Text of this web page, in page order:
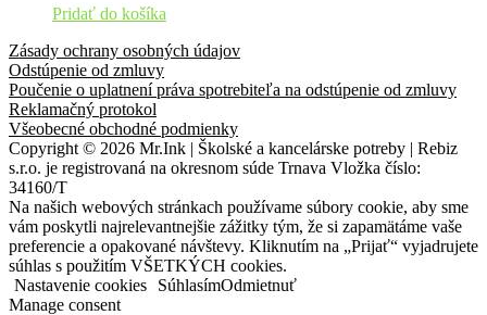
Pridať do košíka
Zásady ochrany osobných údajov
Odstúpenie od zmluvy
Poučenie o uplatnení práva spotrebiteľa na odstúpenie od zmluvy
Reklamačný protokol
Všeobecné obchodné podmienky
Copyright © 2026 Mr.Ink | Školské a kancelárske potreby | Rebiz
s.r.o. je registrovaná na okresnom súde Trnava Vložka číslo:
34160/T
Na našich webových stránkach používame súbory cookie, aby sme
vám poskytli najrelevantnejšie zážitky tým, že si zapamätáme vaše
preferencie a opakované návštevy. Kliknutím na „Prijať“ vyjadrujete
súhlas s použitím VŠETKÝCH cookies.
Nastavenie cookies
SúhlasímOdmietnuť
Manage consent